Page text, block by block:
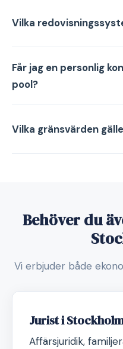
Vilka
Får jag en personlig
pool?
Vilka gränsvärden
Behöver du
Vi erbjuder både
Jurist i
Affärsjuridik,